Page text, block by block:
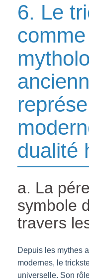
6. Le
dualité
a. La
symbole
travers
Depuis les mythes
modernes, le
universelle. Son